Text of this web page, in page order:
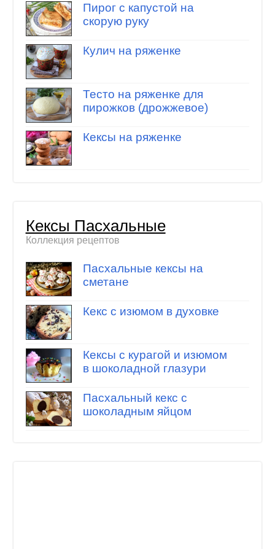
Пирог с капустой на
скорую руку
Кулич на ряженке
Тесто на ряженке для
пирожков (дрожжевое)
Кексы на ряженке
Кексы Пасхальные
Коллекция рецептов
Пасхальные кексы на
сметане
Кекс с изюмом в духовке
Кексы с курагой и изюмом
в шоколадной глазури
Пасхальный кекс с
шоколадным яйцом